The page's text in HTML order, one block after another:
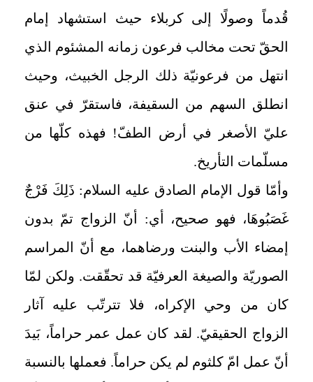
قُدماً وصولًا إلى كربلاء حيث استشهاد إمام
الحقّ تحت مخالب فرعون زمانه المشئوم الذي
انتهل من فرعونيّة ذلك الرجل الخبيث، وحيث
انطلق السهم من السقيفة، فاستقرّ في عنق
عليّ الأصغر في أرض الطفّ! فهذه كلّها من
مسلّمات التأريخ.
وأمّا قول الإمام الصادق عليه السلام: ذَلِكَ فَرْجٌ
غَصَبُوهَا، فهو صحيح، أي: أنّ الزواج تمّ بدون
إمضاء الأب والبنت ورضاهما، مع أنّ المراسم
الصوريّة والصيغة العرفيّة قد تحقّقت. ولكن لمّا
كان من وحي الإكراه، فلا تترتّب عليه آثار
الزواج الحقيقيّ. لقد كان عمل عمر حراماً، بَيدَ
أنّ عمل امّ كلثوم لم يكن حراماً. فعملها بالنسبة